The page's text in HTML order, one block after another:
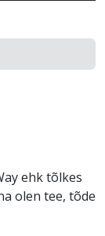
ehk tõlkes
olen tee, tõde